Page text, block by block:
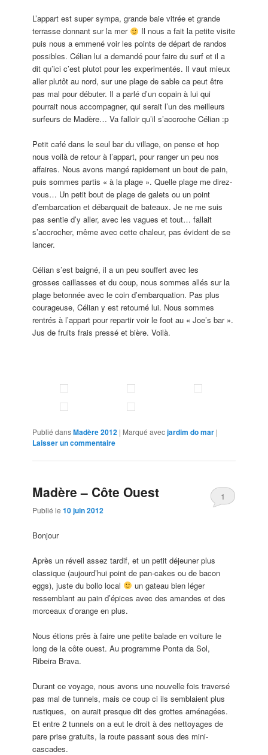
L’appart est super sympa, grande baie vitrée et grande
terrasse donnant sur la mer
Il nous a fait la petite visite
puis nous a emmené voir les points de départ de randos
possibles. Célian lui a demandé pour faire du surf et il a
dit qu’ici c’est plutot pour les experimentés. Il vaut mieux
aller plutôt au nord, sur une plage de sable ca peut être
pas mal pour débuter. Il a parlé d’un copain à lui qui
pourrait nous accompagner, qui serait l’un des meilleurs
surfeurs de Madère… Va falloir qu’il s’accroche Célian :p
Petit café dans le seul bar du village, on pense et hop
nous voilà de retour à l’appart, pour ranger un peu nos
affaires. Nous avons mangé rapidement un bout de pain,
puis sommes partis « à la plage ». Quelle plage me direz-
vous… Un petit bout de plage de galets ou un point
d’embarcation et débarquait de bateaux. Je ne me suis
pas sentie d’y aller, avec les vagues et tout… fallait
s’accrocher, même avec cette chaleur, pas évident de se
lancer.
Célian s’est baigné, il a un peu souffert avec les
grosses caillasses et du coup, nous sommes allés sur la
plage betonnée avec le coin d’embarquation. Pas plus
courageuse, Célian y est retourné lui. Nous sommes
rentrés à l’appart pour repartir voir le foot au « Joe’s bar ».
Jus de fruits frais pressé et bière. Voilà.
Publié dansMadère 2012 | Marqué avecjardim do mar |
Laisser un commentaire
Madère – Côte Ouest
Publié le10 juin 2012
1
Bonjour
Après un réveil assez tardif, et un petit déjeuner plus
classique (aujourd’hui point de pan-cakes ou de bacon
eggs), juste du bollo local
un gateau bien léger
ressemblant au pain d’épices avec des amandes et des
morceaux d’orange en plus.
Nous étions prês à faire une petite balade en voiture le
long de la côte ouest. Au programme Ponta da Sol,
Ribeira Brava.
Durant ce voyage, nous avons une nouvelle fois traversé
pas mal de tunnels, mais ce coup ci ils semblaient plus
rustiques, on aurait presque dit des grottes aménagées.
Et entre 2 tunnels on a eut le droit à des nettoyages de
pare prise gratuits, la route passant sous des mini-
cascades.